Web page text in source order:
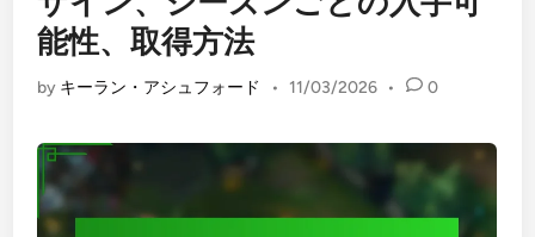
能性、取得方法
by キーラン・アシュフォード • 11/03/2026 • 0